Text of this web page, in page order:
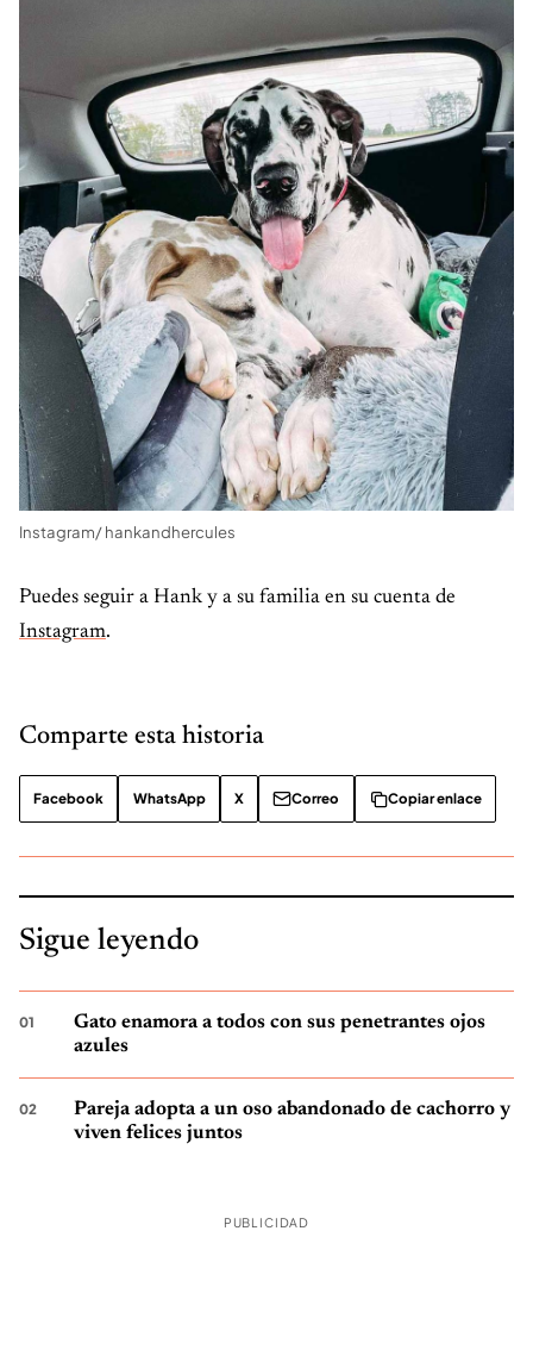
Instagram/ hankandhercules
Puedes seguir a Hank y a su familia en su cuenta de
Instagram.
Comparte esta historia
Facebook WhatsApp X Correo Copiar enlace
Sigue leyendo
Gato enamora a todos con sus penetrantes ojos
azules
Pareja adopta a un oso abandonado de cachorro y
viven felices juntos
PUBLICIDAD